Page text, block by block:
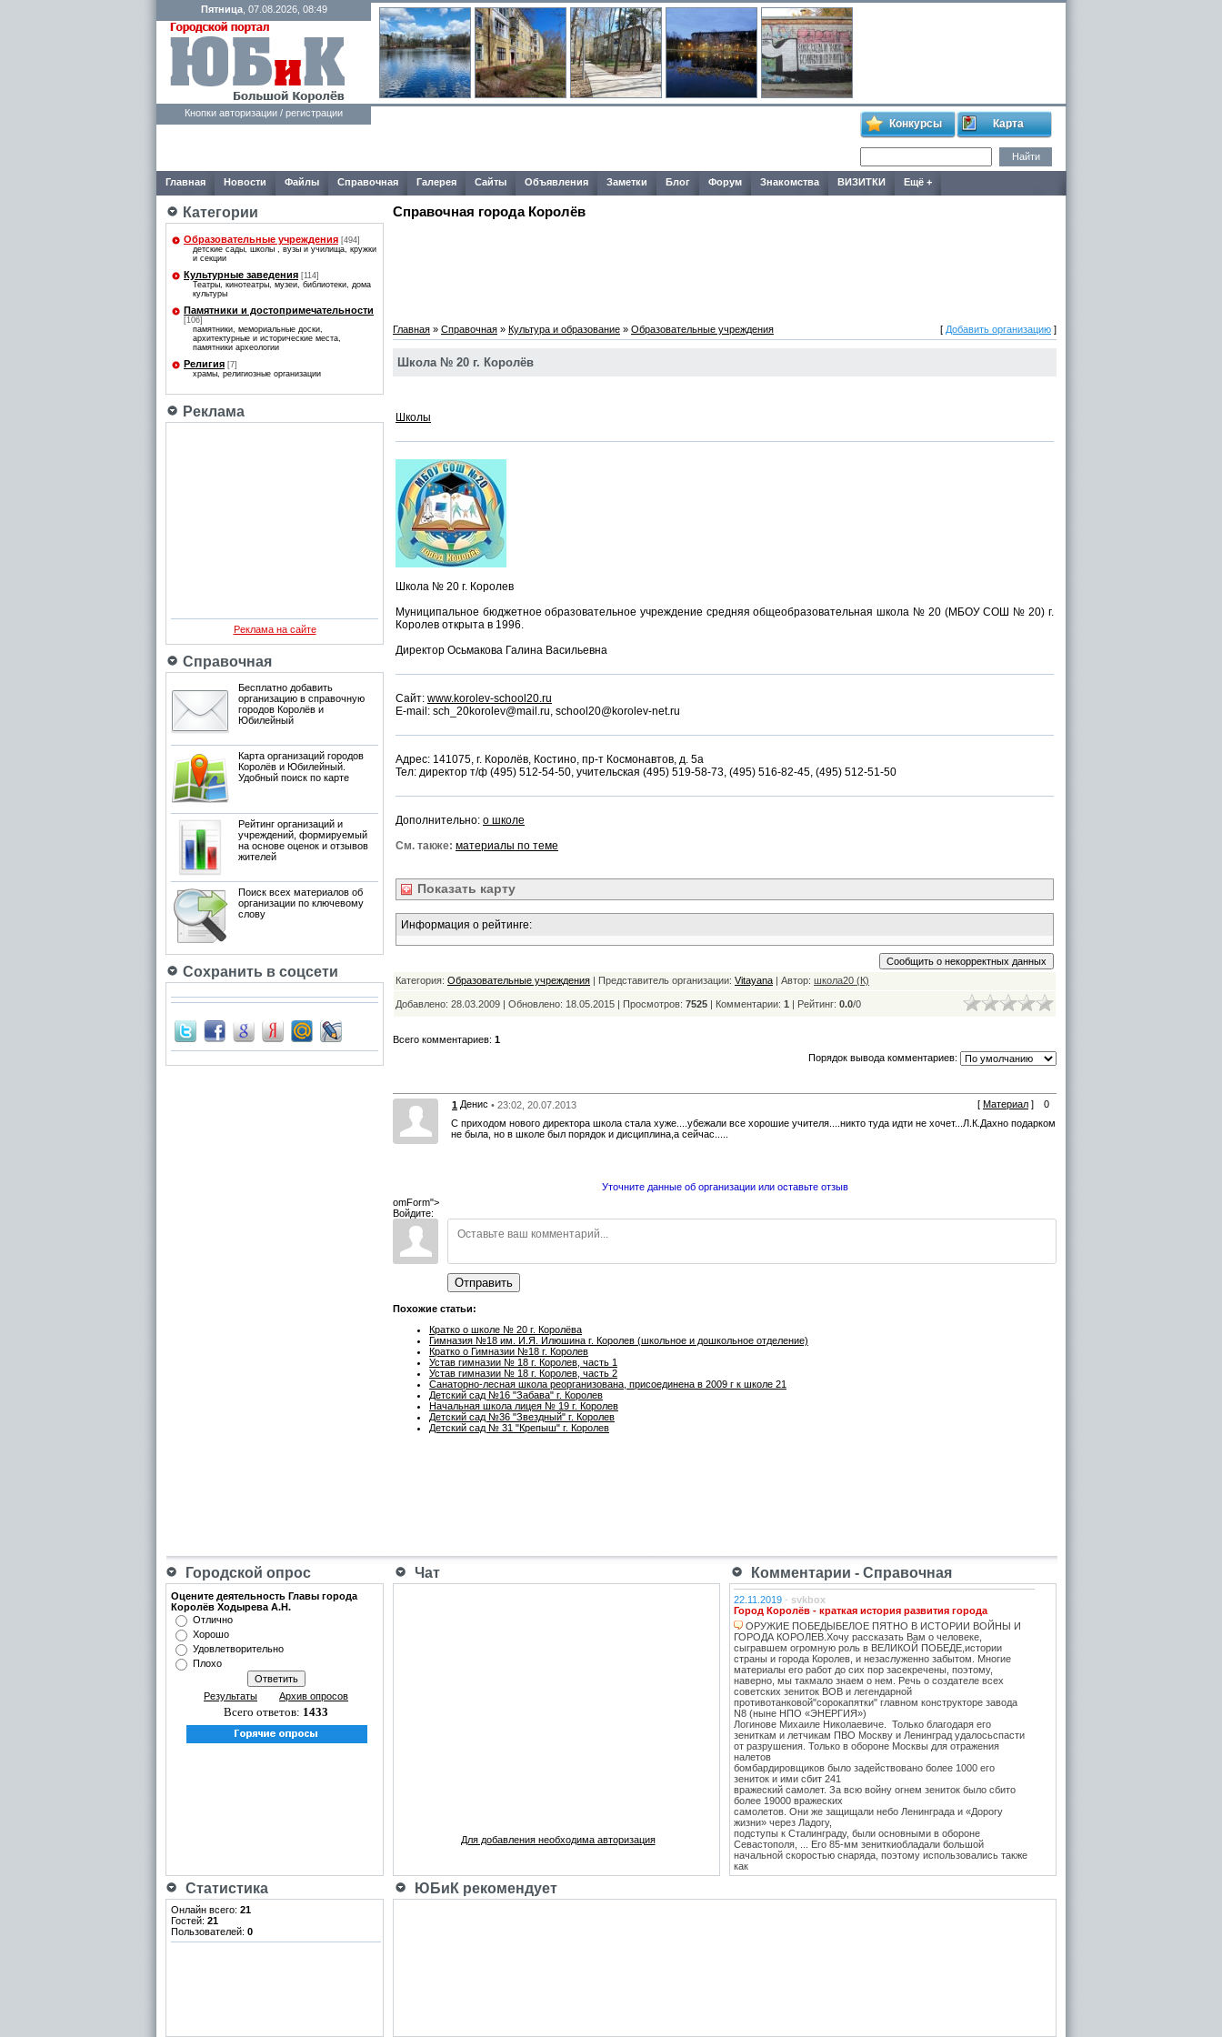
Пятница, 07.08.2026, 08:49
Кнопки авторизации / регистрации
Конкурсы Карта
Главная Новости Файлы Справочная Галерея Сайты Объявления Заметки Блог Форум Знакомства ВИЗИТКИ Ещё +
Категории
Образовательные учреждения [494]
детские сады, школы , вузы и училища, кружки
и секции
Культурные заведения [114]
Театры, кинотеатры, музеи, библиотеки, дома
культуры
Памятники и достопримечательности
[106]
памятники, мемориальные доски,
архитектурные и исторические места,
памятники археологии
Религия [7]
храмы, религиозные организации
Реклама
Реклама на сайте
Справочная
Бесплатно добавить
организацию в справочную
городов Королёв и
Юбилейный
Карта организаций городов
Королёв и Юбилейный.
Удобный поиск по карте
Рейтинг организаций и
учреждений, формируемый
на основе оценок и отзывов
жителей
Поиск всех материалов об
организации по ключевому
слову
Сохранить в соцсети
Справочная города Королёв
Главная » Справочная » Культура и образование » Образовательные учреждения [ Добавить организацию ]
Школа № 20 г. Королёв
Школы
Школа № 20 г. Королев
Муниципальное бюджетное образовательное учреждение средняя общеобразовательная школа № 20 (МБОУ СОШ № 20) г.
Королев открыта в 1996.
Директор Осьмакова Галина Васильевна
Сайт: www.korolev-school20.ru
E-mail: sch_20korolev@mail.ru, school20@korolev-net.ru
Адрес: 141075, г. Королёв, Костино, пр-т Космонавтов, д. 5а
Тел: директор т/ф (495) 512-54-50, учительская (495) 519-58-73, (495) 516-82-45, (495) 512-51-50
Дополнительно: о школе
См. также: материалы по теме
Показать карту
Информация о рейтинге:
Категория: Образовательные учреждения | Представитель организации: Vitayana | Автор: школа20 (К)
Добавлено: 28.03.2009 | Обновлено: 18.05.2015 | Просмотров: 7525 | Комментарии: 1 | Рейтинг: 0.0/0
Всего комментариев: 1
Порядок вывода комментариев:
[ Материал ] 0
1 Денис • 23:02, 20.07.2013
С приходом нового директора школа стала хуже....убежали все хорошие учителя....никто туда идти не хочет...Л.К.Дахно подарком
не была, но в школе был порядок и дисциплина,а сейчас.....
Уточните данные об организации или оставьте отзыв
omForm">
Войдите:
Отправить
Похожие статьи:
Кратко о школе № 20 г. Королёва
Гимназия №18 им. И.Я. Илюшина г. Королев (школьное и дошкольное отделение)
Кратко о Гимназии №18 г. Королев
Устав гимназии № 18 г. Королев, часть 1
Устав гимназии № 18 г. Королев, часть 2
Санаторно-лесная школа реорганизована, присоединена в 2009 г к школе 21
Детский сад №16 "Забава" г. Королев
Начальная школа лицея № 19 г. Королев
Детский сад №36 "Звездный" г. Королев
Детский сад № 31 "Крепыш" г. Королев
Городской опрос Чат Комментарии - Справочная
Оцените деятельность Главы города
Королёв Ходырева А.Н.
Отлично
Хорошо
Удовлетворительно
Плохо
Результаты Архив опросов
Всего ответов: 1433
Для добавления необходима авторизация
22.11.2019 - svkbox
Город Королёв - краткая история развития города
ОРУЖИЕ ПОБЕДЫБЕЛОЕ ПЯТНО В ИСТОРИИ ВОЙНЫ И
ГОРОДА КОРОЛЕВ.Хочу рассказать Вам о человеке,
сыгравшем огромную роль в ВЕЛИКОЙ ПОБЕДЕ,истории
страны и города Королев, и незаслуженно забытом. Многие
материалы его работ до сих пор засекречены, поэтому,
наверно, мы такмало знаем о нем. Речь о создателе всех
советских зениток ВОВ и легендарной
противотанковой"сорокапятки" главном конструкторе завода
N8 (ныне НПО «ЭНЕРГИЯ»)
Логинове Михаиле Николаевиче. Только благодаря его
зениткам и летчикам ПВО Москву и Ленинград удалосьспасти
от разрушения. Только в обороне Москвы для отражения
налетов
бомбардировщиков было задействовано более 1000 его
зениток и ими сбит 241
вражеский самолет. За всю войну огнем зениток было сбито
более 19000 вражеских
самолетов. Они же защищали небо Ленинграда и «Дорогу
жизни» через Ладогу,
подступы к Сталинграду, были основными в обороне
Севастополя, ... Его 85-мм зениткиобладали большой
начальной скоростью снаряда, поэтому использовались также
как
противотанковые, на прямую наводку для борьбы с тяжёлыми
Пантера. С 1943 года после Курской битвы и испытательных
Статистика ЮБиК рекомендует
Онлайн всего: 21
Гостей: 21
Пользователей: 0